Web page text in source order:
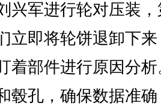
军进行轮对压装，
立即将轮饼退卸下
着部件进行原因分析
毂孔，确保数据准